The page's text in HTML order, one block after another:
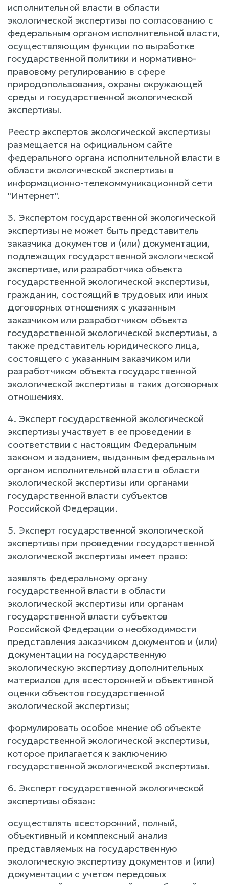
исполнительной власти в области
экологической экспертизы по согласованию с
федеральным органом исполнительной власти,
осуществляющим функции по выработке
государственной политики и нормативно-
правовому регулированию в сфере
природопользования, охраны окружающей
среды и государственной экологической
экспертизы.
Реестр экспертов экологической экспертизы
размещается на официальном сайте
федерального органа исполнительной власти в
области экологической экспертизы в
информационно-телекоммуникационной сети
"Интернет".
3. Экспертом государственной экологической
экспертизы не может быть представитель
заказчика документов и (или) документации,
подлежащих государственной экологической
экспертизе, или разработчика объекта
государственной экологической экспертизы,
гражданин, состоящий в трудовых или иных
договорных отношениях с указанным
заказчиком или разработчиком объекта
государственной экологической экспертизы, а
также представитель юридического лица,
состоящего с указанным заказчиком или
разработчиком объекта государственной
экологической экспертизы в таких договорных
отношениях.
4. Эксперт государственной экологической
экспертизы участвует в ее проведении в
соответствии с настоящим Федеральным
законом и заданием, выданным федеральным
органом исполнительной власти в области
экологической экспертизы или органами
государственной власти субъектов
Российской Федерации.
5. Эксперт государственной экологической
экспертизы при проведении государственной
экологической экспертизы имеет право:
заявлять федеральному органу
государственной власти в области
экологической экспертизы или органам
государственной власти субъектов
Российской Федерации о необходимости
представления заказчиком документов и (или)
документации на государственную
экологическую экспертизу дополнительных
материалов для всесторонней и объективной
оценки объектов государственной
экологической экспертизы;
формулировать особое мнение об объекте
государственной экологической экспертизы,
которое прилагается к заключению
государственной экологической экспертизы.
6. Эксперт государственной экологической
экспертизы обязан:
осуществлять всесторонний, полный,
объективный и комплексный анализ
представляемых на государственную
экологическую экспертизу документов и (или)
документации с учетом передовых